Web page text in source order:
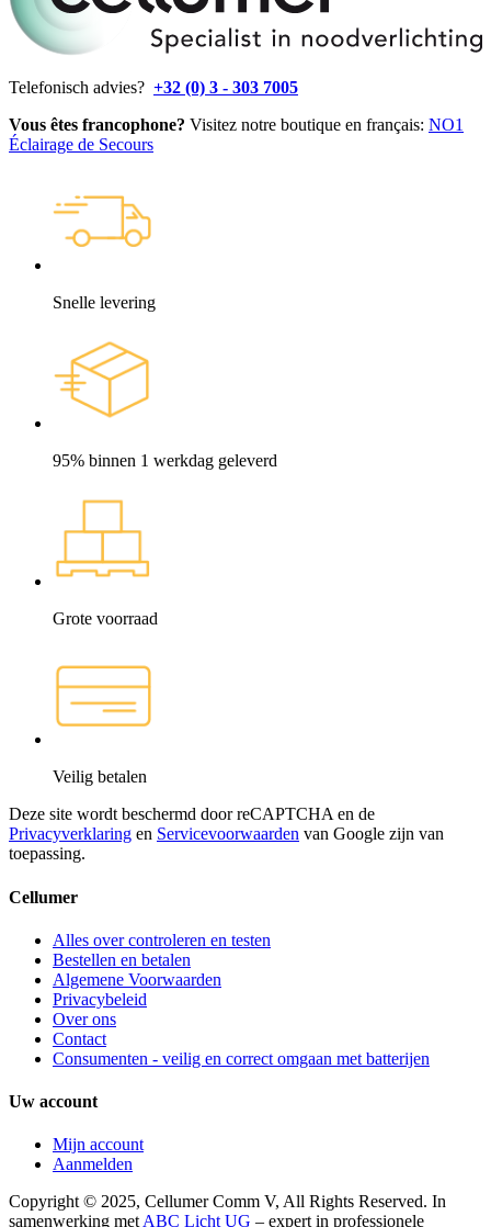
Telefonisch advies? +32 (0) 3 - 303 7005
Vous êtes francophone? Visitez notre boutique en français: NO1
Éclairage de Secours
Snelle levering
95% binnen 1 werkdag geleverd
Grote voorraad
Veilig betalen
Deze site wordt beschermd door reCAPTCHA en de
Privacyverklaring en Servicevoorwaarden van Google zijn van
toepassing.
Cellumer
Alles over controleren en testen
Bestellen en betalen
Algemene Voorwaarden
Privacybeleid
Over ons
Contact
Consumenten - veilig en correct omgaan met batterijen
Uw account
Mijn account
Aanmelden
Copyright © 2025, Cellumer Comm V, All Rights Reserved. In
samenwerking met ABC Licht UG – expert in professionele